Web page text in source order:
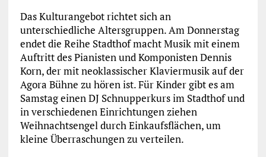
Das Kulturangebot richtet sich an
unterschiedliche Altersgruppen. Am Donnerstag
endet die Reihe Stadthof macht Musik mit einem
Auftritt des Pianisten und Komponisten Dennis
Korn, der mit neoklassischer Klaviermusik auf der
Agora Bühne zu hören ist. Für Kinder gibt es am
Samstag einen DJ Schnupperkurs im Stadthof und
in verschiedenen Einrichtungen ziehen
Weihnachtsengel durch Einkaufsflächen, um
kleine Überraschungen zu verteilen.